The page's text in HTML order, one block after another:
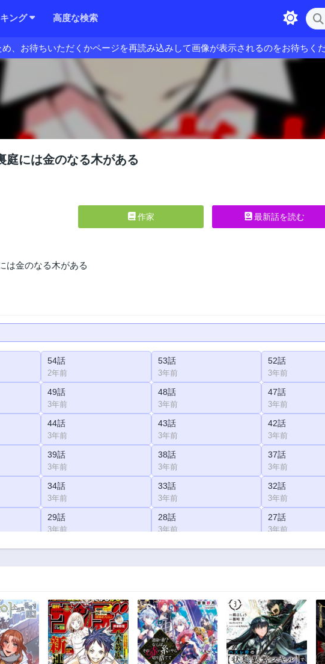
ング 高度な検索
、お待ちいただくかページを再読み込みして画像が表示されるのをお待ちくだ
庭には金のなる木がある
作家 最新話を読む
は金のなる木がある
54話
2年前
53話
3年前
52話
3年前
49話
3年前
48話
3年前
47話
3年前
44話
3年前
43話
3年前
42話
3年前
39話
3年前
38話
3年前
37話
3年前
34話
3年前
33話
3年前
32話
3年前
29話
3年前
28話
3年前
27話
3年前
24話 23話 22話
14話
3年前
13話
3年前
12話
3年前
9話
3年前
8話
3年前
7話
3年前